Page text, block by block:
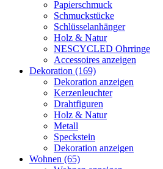
Papierschmuck
Schmuckstücke
Schlüsselanhänger
Holz & Natur
NESCYCLED Ohrringe
Accessoires anzeigen
Dekoration (169)
Dekoration anzeigen
Kerzenleuchter
Drahtfiguren
Holz & Natur
Metall
Speckstein
Dekoration anzeigen
Wohnen (65)